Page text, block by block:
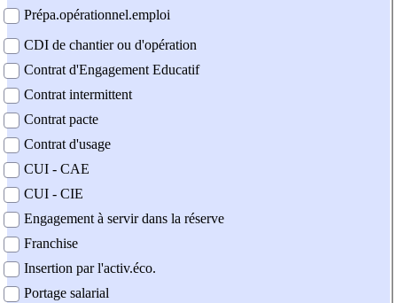
Prépa.opérationnel.emploi
CDI de chantier ou d'opération
Contrat d'Engagement Educatif
Contrat intermittent
Contrat pacte
Contrat d'usage
CUI - CAE
CUI - CIE
Engagement à servir dans la réserve
Franchise
Insertion par l'activ.éco.
Portage salarial